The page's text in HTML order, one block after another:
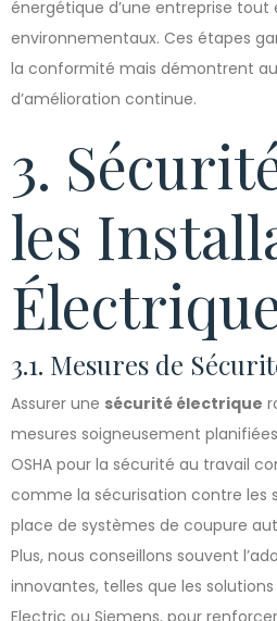
énergétique d’une entreprise
environnementaux. Ces étapes
la conformité mais démontrent
d’amélioration continue.
3.
les
3.1. Mesures de
Assurer une sécurité électrique
mesures soigneusement
OSHA pour la sécurité au travail
comme la sécurisation contre les
place de systèmes de coupure
Plus, nous conseillons souvent
innovantes, telles que les
Electric ou Siemens, pour